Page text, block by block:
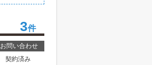
3件
お問い合わせ
契約済み